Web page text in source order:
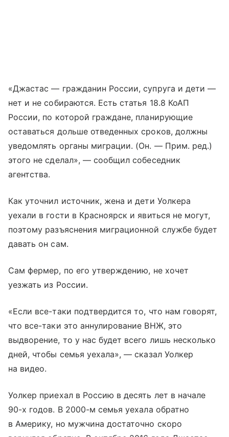
«Джастас — гражданин России, супруга и дети —
нет и не собираются. Есть статья 18.8 КоАП
России, по которой граждане, планирующие
оставаться дольше отведенных сроков, должны
уведомлять органы миграции. (Он. — Прим. ред.)
этого не сделал», — сообщил собеседник
агентства.
Как уточнил источник, жена и дети Уолкера
уехали в гости в Красноярск и явиться не могут,
поэтому разъяснения миграционной службе будет
давать он сам.
Сам фермер, по его утверждению, не хочет
уезжать из России.
«Если все-таки подтвердится то, что нам говорят,
что все-таки это аннулирование ВНЖ, это
выдворение, то у нас будет всего лишь несколько
дней, чтобы семья уехала», — сказал Уолкер
на видео.
Уолкер приехал в Россию в десять лет в начале
90-х годов. В 2000-м семья уехала обратно
в Америку, но мужчина достаточно скоро